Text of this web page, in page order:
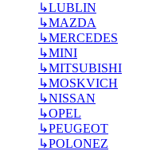
↳LUBLIN
↳MAZDA
↳MERCEDES
↳MINI
↳MITSUBISHI
↳MOSKVICH
↳NISSAN
↳OPEL
↳PEUGEOT
↳POLONEZ